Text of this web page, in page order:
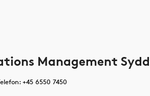
Management
+45 6550 7450